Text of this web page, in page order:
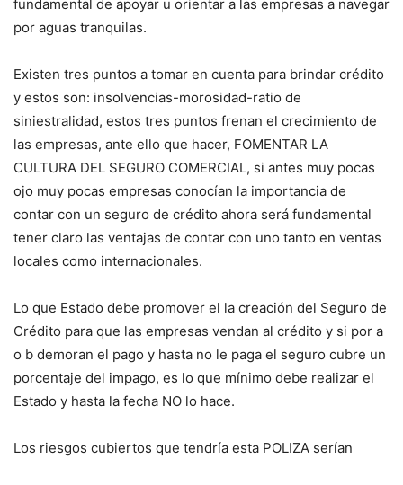
fundamental de apoyar u orientar a las empresas a navegar
por aguas tranquilas.
Existen tres puntos a tomar en cuenta para brindar crédito
y estos son: insolvencias-morosidad-ratio de
siniestralidad, estos tres puntos frenan el crecimiento de
las empresas, ante ello que hacer, FOMENTAR LA
CULTURA DEL SEGURO COMERCIAL, si antes muy pocas
ojo muy pocas empresas conocían la importancia de
contar con un seguro de crédito ahora será fundamental
tener claro las ventajas de contar con uno tanto en ventas
locales como internacionales.
Lo que Estado debe promover el la creación del Seguro de
Crédito para que las empresas vendan al crédito y si por a
o b demoran el pago y hasta no le paga el seguro cubre un
porcentaje del impago, es lo que mínimo debe realizar el
Estado y hasta la fecha NO lo hace.
Los riesgos cubiertos que tendría esta POLIZA serían